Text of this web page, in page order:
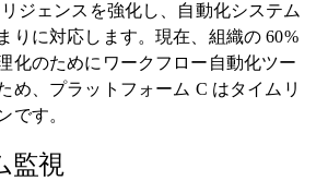
ジェンスを強化し、自動化システム
りに対応します。現在、組織の 60%
化のためにワークフロー自動化ツー
め、プラットフォーム C はタイムリ
です。
監視